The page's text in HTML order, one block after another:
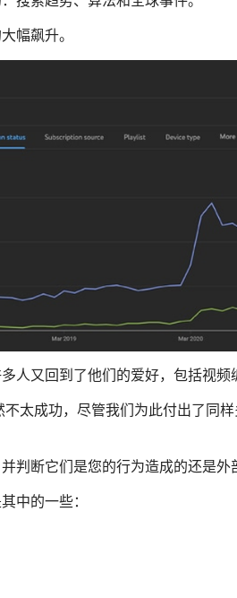
幅飙升。
人又回到了他们的爱好，包括视频
太成功，尽管我们为此付出了同
判断它们是您的行为造成的还是外
中的一些：